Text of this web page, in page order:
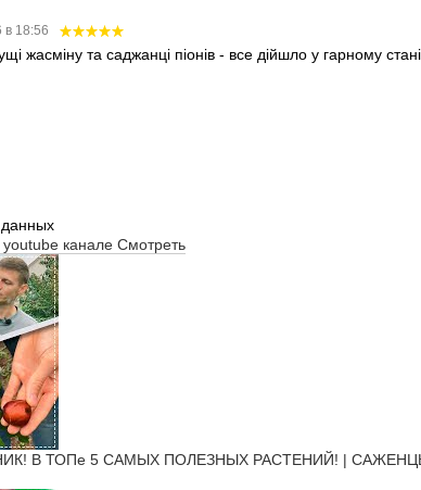
в 18:56
жасміну та саджанці піонів - все дійшло у гарному
канале Смотреть
В ТОПе 5 САМЫХ ПОЛЕЗНЫХ РАСТЕНИЙ! |